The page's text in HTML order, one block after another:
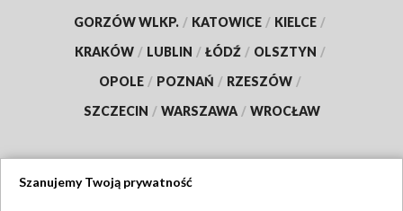
GORZÓW WLKP. / KATOWICE / KIELCE /
KRAKÓW / LUBLIN / ŁÓDŹ / OLSZTYN /
OPOLE / POZNAŃ / RZESZÓW /
SZCZECIN / WARSZAWA / WROCŁAW
Szanujemy Twoją prywatność